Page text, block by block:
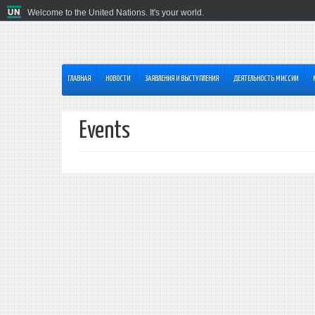
Welcome to the United Nations. It's your world.
ГЛАВНАЯ HОВОСТИ ЗАЯВЛЕНИЯ И ВЫСТУПЛЕНИЯ ДЕЯТЕЛЬНОСТЬ МИССИИ
Events